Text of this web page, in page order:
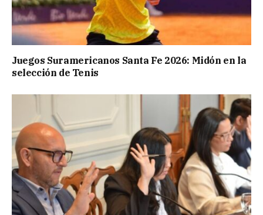
Juegos Suramericanos Santa Fe 2026: Midón en la
selección de Tenis